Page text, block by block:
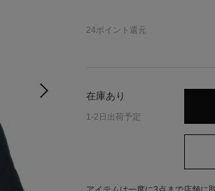
24ポイント還元
在庫あり
1-2日出荷予定